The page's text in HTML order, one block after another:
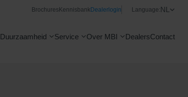
Brochures KennisbankDealerlogin Language:NL
Duurzaamheid Service Over MBI DealersContact